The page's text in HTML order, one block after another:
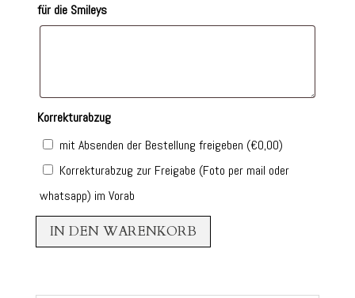
für die Smileys
Korrekturabzug
mit Absenden der Bestellung freigeben (€0,00)
Korrekturabzug zur Freigabe (Foto per mail oder
whatsapp) im Vorab
IN DEN WARENKORB